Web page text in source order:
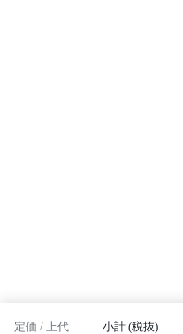
定価 / 上代 小計 (税抜)